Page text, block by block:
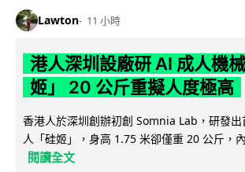
Lawton 11 小時
港人深圳設廠研 AI 成人機
姬」 20 公斤重擬人度極高
香港人於深圳創辦初創 Somnia Lab，研發
人「硅姬」，身高 1.75 米卻僅重 20 公斤，
閱讀全文